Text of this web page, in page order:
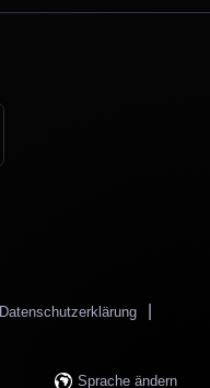
Datenschutzerklärung
Sprache ändern